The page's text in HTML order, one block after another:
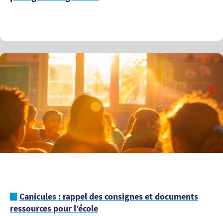
Canicules : rappel des consignes et documents
ressources pour l’école